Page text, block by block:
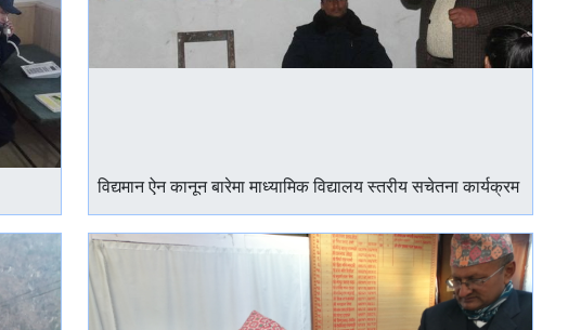
विद्यमान ऐन कानून बारेमा माध्यामिक विद्यालय स्तरीय सचेतना कार्यक्रम